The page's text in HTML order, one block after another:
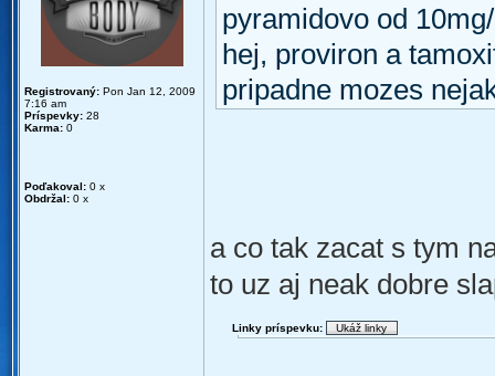
Registrovaný: Pon Jan 12, 2009
7:16 am
Príspevky: 28
Karma: 0
Poďakoval: 0 x
Obdržal: 0 x
pyramidovo od
hej, proviron a
pripadne mozes
a co tak zacat s tym
to uz aj neak dobre
Linky príspevku: